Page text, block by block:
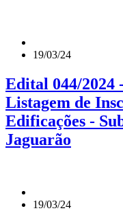
19/03/24
Edital 044/2024
Listagem de
Edificações -
Jaguarão
19/03/24